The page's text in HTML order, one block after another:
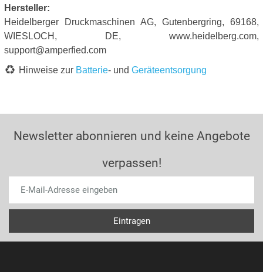
Hersteller:
Heidelberger Druckmaschinen AG, Gutenbergring, 69168,
WIESLOCH, DE, www.heidelberg.com,
support@amperfied.com
Hinweise zur Batterie- und Geräteentsorgung
Newsletter abonnieren und keine Angebote
verpassen!